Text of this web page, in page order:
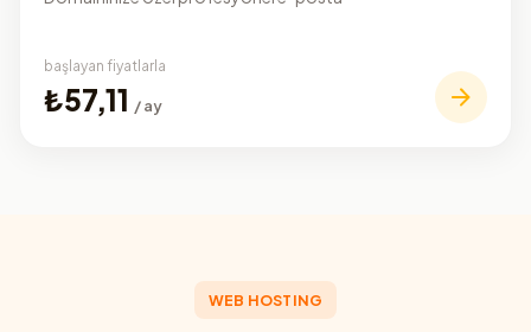
başlayan fiyatlarla
₺57,11 / ay
WEB HOSTING